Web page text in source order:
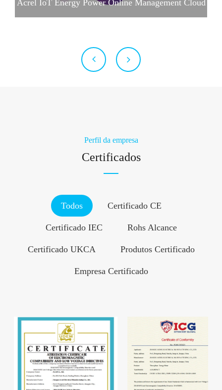
Acrel IoT Energy Power Online Management Cloud
Perfil da empresa
Certificados
Todos Certificado CE
Certificado IEC Rohs Alcance
Certificado UKCA Produtos Certificado
Empresa Certificado